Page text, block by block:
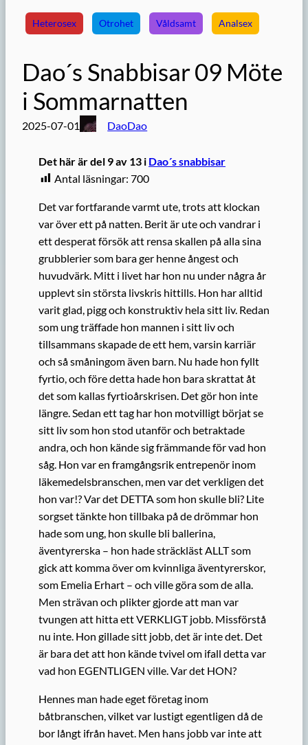
Heterosex Otrohet Våldsamt Analsex
Dao´s Snabbisar 09 Möte
i Sommarnatten
2025-07-01 DaoDao
Det här är del 9 av 13 i Dao´s snabbisar
Antal läsningar: 700
Det var fortfarande varmt ute, trots att klockan
var över ett på natten. Berit är ute och vandrar i
ett desperat försök att rensa skallen på alla sina
grubblerier som bara ger henne ångest och
huvudvärk. Mitt i livet har hon nu under några år
upplevt sin största livskris hittills. Hon har alltid
varit glad, pigg och konstruktiv hela sitt liv. Redan
som ung träffade hon mannen i sitt liv och
tillsammans skapade de ett hem, varsin karriär
och så småningom även barn. Nu hade hon fyllt
fyrtio, och före detta hade hon bara skrattat åt
det som kallas fyrtioårskrisen. Det gör hon inte
längre. Sedan ett tag har hon motvilligt börjat se
sitt liv som hon stod utanför och betraktade
andra, och hon kände sig främmande för vad hon
såg. Hon var en framgångsrik entrepenör inom
läkemedelsbranschen, men var det verkligen det
hon var!? Var det DETTA som hon skulle bli? Lite
sorgset tänkte hon tillbaka på de drömmar hon
hade som ung, hon skulle bli ballerina,
äventyrerska – hon hade sträckläst ALLT som
gick att komma över om kvinnliga äventyrerskor,
som Emelia Erhart – och ville göra som de alla.
Men strävan och plikter gjorde att man var
tvungen att hitta ett VERKLIGT jobb. Missförstå
nu inte. Hon gillade sitt jobb, det är inte det. Det
är bara det att hon kände tvivel om ifall detta var
vad hon EGENTLIGEN ville. Var det HON?
Hennes man hade eget företag inom
båtbranschen, vilket var lustigt egentligen då de
bor långt ifrån havet. Men hans jobb var inte att